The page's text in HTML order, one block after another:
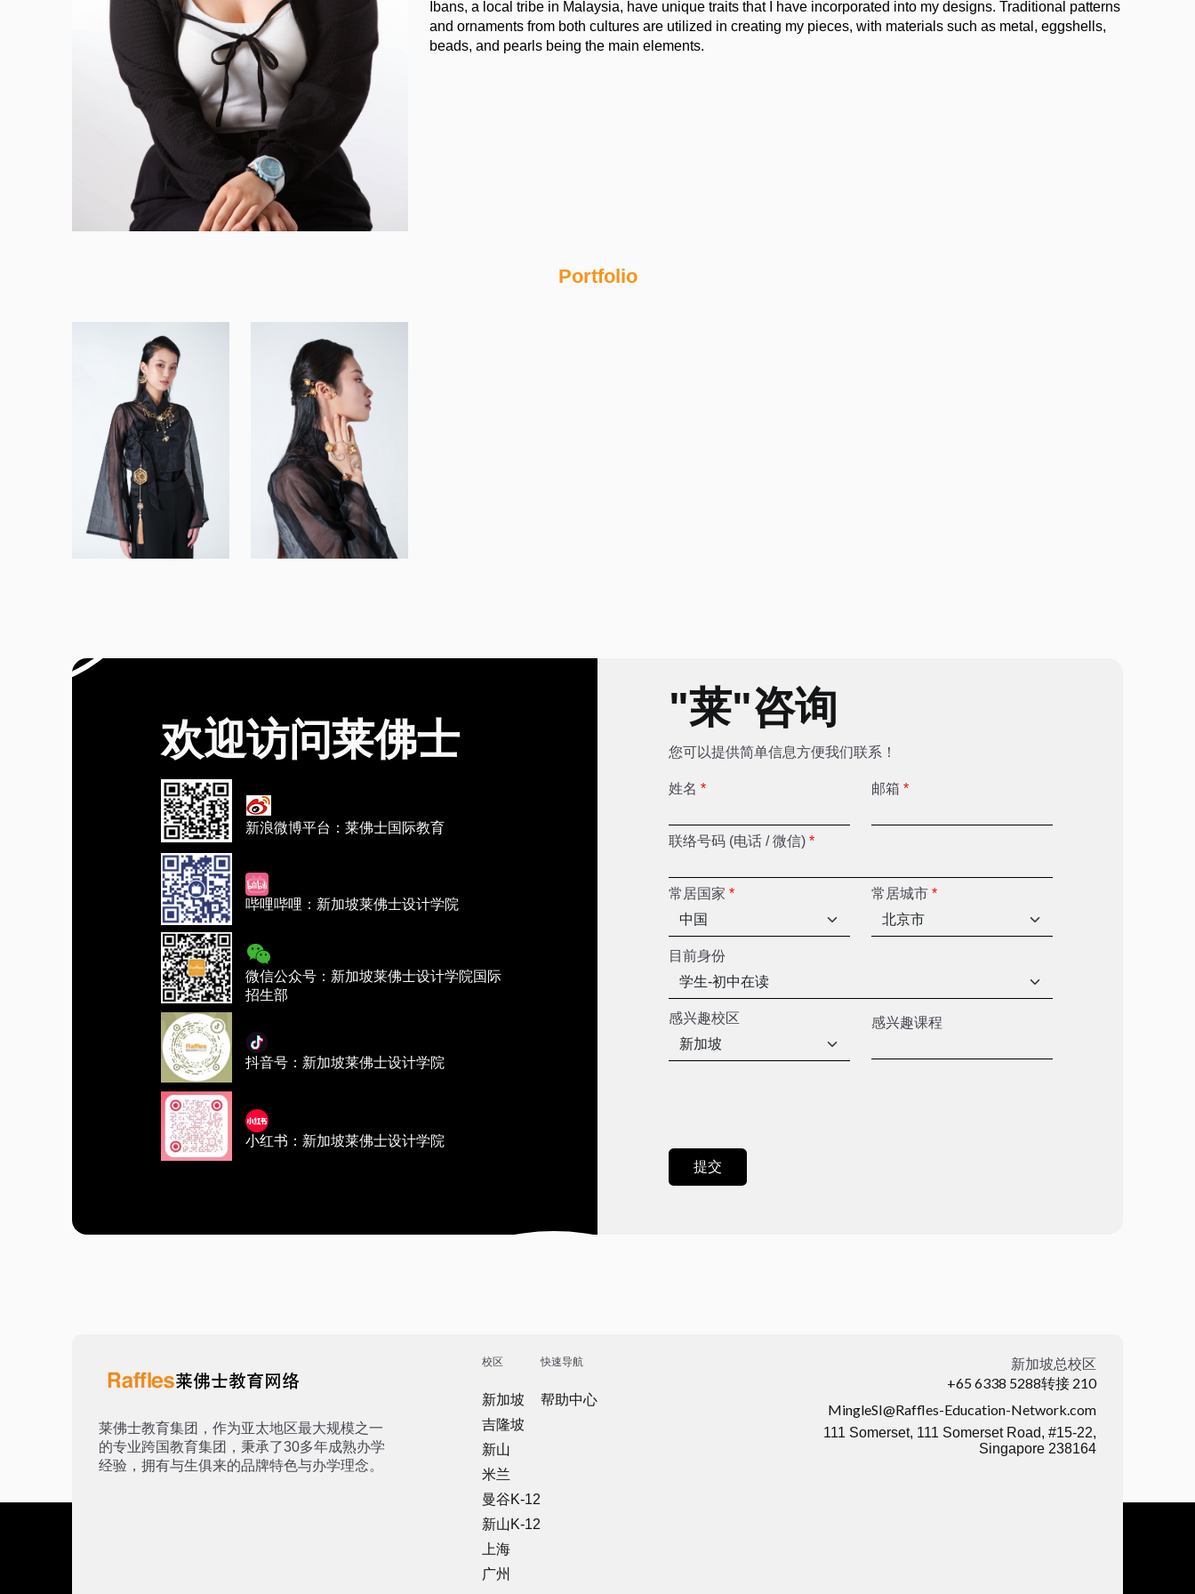
Ibans, a local tribe in Malaysia, have unique traits that I have incorporated into my designs. Traditional patterns
and ornaments from both cultures are utilized in creating my pieces, with materials such as metal, eggshells,
beads, and pearls being the main elements.
Portfolio
欢迎访问莱佛士
新浪微博平台：莱佛士国际教育
哔哩哔哩：新加坡莱佛士设计学院
微信公众号：新加坡莱佛士设计学院国际
招生部
抖音号：新加坡莱佛士设计学院
小红书：新加坡莱佛士设计学院
"莱"咨询
您可以提供简单信息方便我们联系！
姓名 * 邮箱 *
联络号码 (电话 / 微信) *
常居国家 * 常居城市 *
目前身份
感兴趣校区 感兴趣课程
莱佛士教育集团，作为亚太地区最大规模之一
的专业跨国教育集团，秉承了30多年成熟办学
经验，拥有与生俱来的品牌特色与办学理念。
校区
新加坡
吉隆坡
新山
米兰
曼谷K-12
新山K-12
上海
广州
快速导航
帮助中心
新加坡总校区
+65 6338 5288转接 210
MingleSI@Raffles-Education-Network.com
111 Somerset, 111 Somerset Road, #15-22,
Singapore 238164